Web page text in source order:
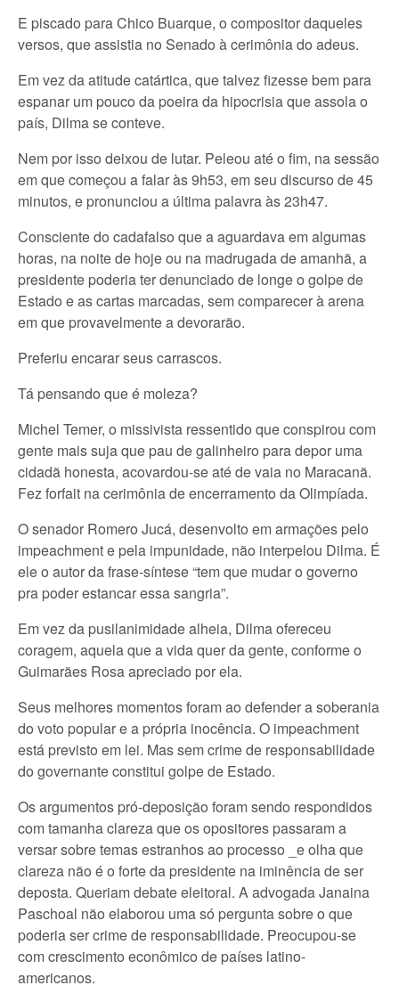
E piscado para Chico Buarque, o compositor daqueles
versos, que assistia no Senado à cerimônia do adeus.
Em vez da atitude catártica, que talvez fizesse bem para
espanar um pouco da poeira da hipocrisia que assola o
país, Dilma se conteve.
Nem por isso deixou de lutar. Peleou até o fim, na sessão
em que começou a falar às 9h53, em seu discurso de 45
minutos, e pronunciou a última palavra às 23h47.
Consciente do cadafalso que a aguardava em algumas
horas, na noite de hoje ou na madrugada de amanhã, a
presidente poderia ter denunciado de longe o golpe de
Estado e as cartas marcadas, sem comparecer à arena
em que provavelmente a devorarão.
Preferiu encarar seus carrascos.
Tá pensando que é moleza?
Michel Temer, o missivista ressentido que conspirou com
gente mais suja que pau de galinheiro para depor uma
cidadã honesta, acovardou-se até de vaia no Maracanã.
Fez forfait na cerimônia de encerramento da Olimpíada.
O senador Romero Jucá, desenvolto em armações pelo
impeachment e pela impunidade, não interpelou Dilma. É
ele o autor da frase-síntese “tem que mudar o governo
pra poder estancar essa sangria”.
Em vez da pusilanimidade alheia, Dilma ofereceu
coragem, aquela que a vida quer da gente, conforme o
Guimarães Rosa apreciado por ela.
Seus melhores momentos foram ao defender a soberania
do voto popular e a própria inocência. O impeachment
está previsto em lei. Mas sem crime de responsabilidade
do governante constitui golpe de Estado.
Os argumentos pró-deposição foram sendo respondidos
com tamanha clareza que os opositores passaram a
versar sobre temas estranhos ao processo _e olha que
clareza não é o forte da presidente na iminência de ser
deposta. Queriam debate eleitoral. A advogada Janaina
Paschoal não elaborou uma só pergunta sobre o que
poderia ser crime de responsabilidade. Preocupou-se
com crescimento econômico de países latino-
americanos.